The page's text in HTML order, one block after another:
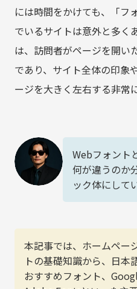
には時間をかけても、「フ
でいるサイトは意外と多く
は、訪問者がページを開い
であり、サイト全体の印象
ージを大きく左右する非常
Webフォント
何が違うのか
ック体にして
本記事では、ホームペー
トの基礎知識から、日本
おすすめフォント、